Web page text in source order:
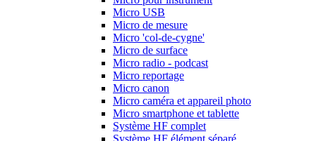
Micro USB
Micro de mesure
Micro 'col-de-cygne'
Micro de surface
Micro radio - podcast
Micro reportage
Micro canon
Micro caméra et appareil photo
Micro smartphone et tablette
Système HF complet
Système HF élément séparé